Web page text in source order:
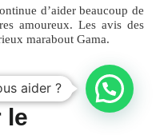
d’aider beaucoup de
amoureux. Les avis des
marabout Gama.
le
aider ?